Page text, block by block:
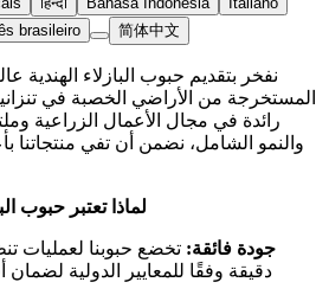
brasileiro 简体中文
المستخرجة من الأراضي الخصبة في
رائدة في مجال الأعمال الزراعية
والنمو الشامل، نضمن أن تفي منتجاتنا
لماذا تعتبر حبوب
جودة فائقة: تخضع حبوبنا لعمليات
دقيقة وفقًا للمعايير الدولية